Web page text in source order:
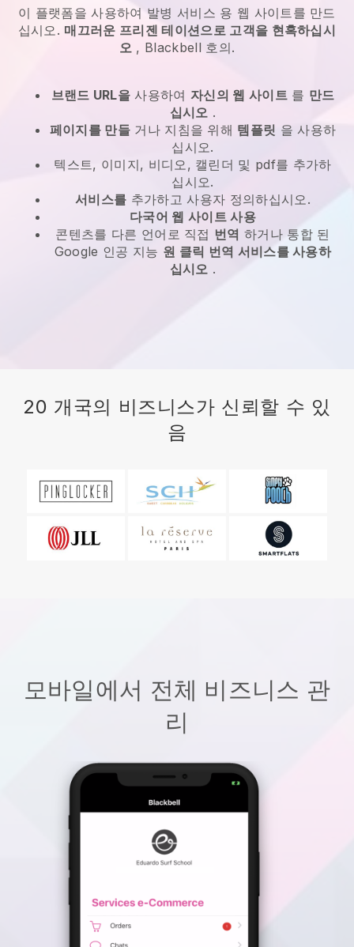
이 플랫폼을 사용하여 발병 서비스 용 웹 사이트를 만드
십시오. 매끄러운 프리젠 테이션으로 고객을 현혹하십시
오 , Blackbell 호의.
브랜드 URL을 사용하여 자신의 웹 사이트를 만드
십시오 .
페이지를 만들거나 지침을 위해 템플릿 을 사용하
십시오.
텍스트, 이미지, 비디오, 캘린더 및 pdf를 추가하
십시오.
서비스를 추가하고 사용자 정의하십시오.
다국어 웹 사이트 사용
콘텐츠를 다른 언어로 직접 번역 하거나 통합 된
Google 인공 지능 원 클릭 번역 서비스를 사용하
십시오 .
20 개국의 비즈니스가 신뢰할 수 있
음
모바일에서 전체 비즈니스 관
리